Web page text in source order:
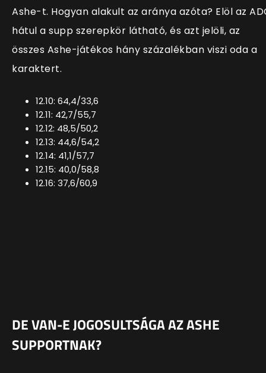
Ashe-t. Hogyan alakult az aránya azóta? Elöl az
hátul a supp szerepkör látható, és azt jelöli, az
összes Ashe-játékos hány százalékban viszi oda a
karaktert.
12.10: 64,4/33,6
12.11: 42,7/55,7
12.12: 48,5/50,2
12.13: 44,6/54,2
12.14: 41,1/57,7
12.15: 40,0/58,8
12.16: 37,6/60,9
DE VAN-E JOGOSULTSÁGA AZ ASHE
SUPPORTNAK?